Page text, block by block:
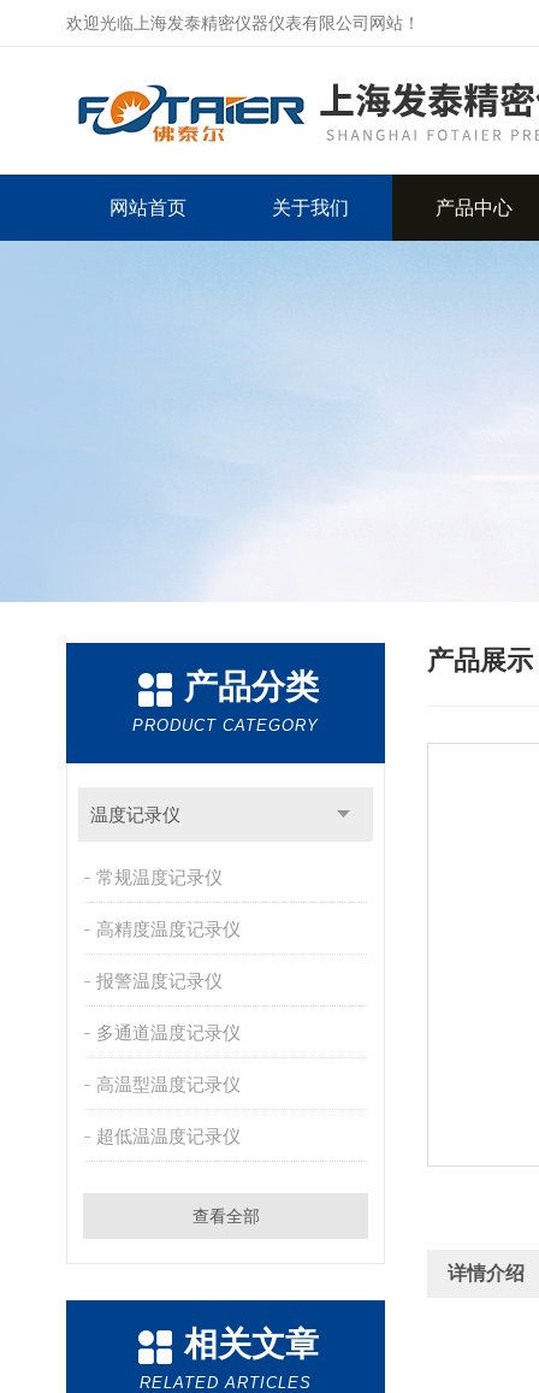
欢迎光临上海发泰精密仪器仪表有限公司网站！
网站首页 关于我们 产品中心
产品分类
PRODUCT CATEGORY
温度记录仪
常规温度记录仪
高精度温度记录仪
报警温度记录仪
多通道温度记录仪
高温型温度记录仪
超低温温度记录仪
查看全部
相关文章
RELATED ARTICLES
产品展示
详情介绍